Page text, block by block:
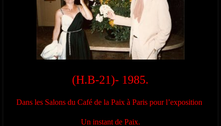
(H.B-21)- 1985.
Dans les Salons du Café de la Paix à Paris pour l’exposition
Un instant de Paix.